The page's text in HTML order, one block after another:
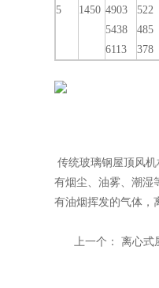
5 1450 4903
5438
6113
522
485
378
传统玻璃钢屋顶风
有烟尘、油雾、潮湿
有油烟挥发的气体，
上一个： 离心式